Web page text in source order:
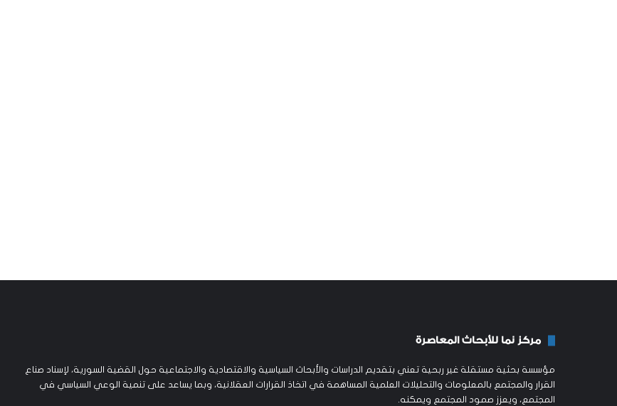
مركز نما للأبحاث المعاصرة
مؤسسة بحثية مستقلة غير ربحية تعني بتقديم الدراسات والأبحاث السياسية والاقتصادية والاجتماعية حول القضية السورية، لإسناد صناع
القرار والمجتمع بالمعلومات والتحليلات العلمية المساهمة في اتخاذ القرارات العقلانية، وبما يساعد على تنمية الوعي السياسي في
المجتمع، ويعزز صمود المجتمع ويمكنه.